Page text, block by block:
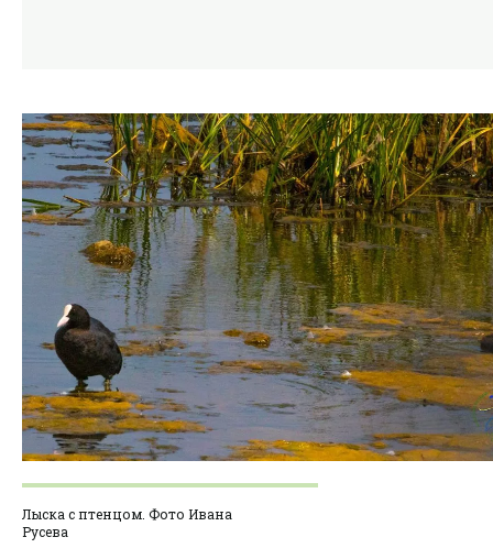
Лыска с птенцом. Фото Ивана
Русева